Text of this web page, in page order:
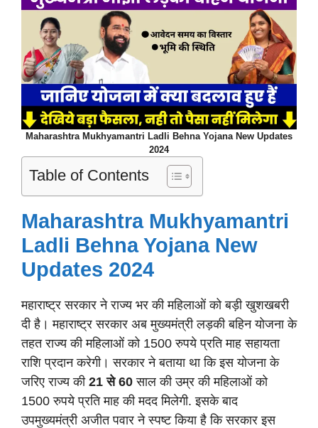
Maharashtra Mukhyamantri Ladli Behna Yojana New Updates
2024
Table of Contents
Maharashtra Mukhyamantri
Ladli Behna Yojana New
Updates 2024
महाराष्ट्र सरकार ने राज्य भर की महिलाओं को बड़ी खुशखबरी
दी है। महाराष्ट्र सरकार अब मुख्यमंत्री लड़की बहिन योजना के
तहत राज्य की महिलाओं को 1500 रुपये प्रति माह सहायता
राशि प्रदान करेगी। सरकार ने बताया था कि इस योजना के
जरिए राज्य की 21 से 60 साल की उम्र की महिलाओं को
1500 रुपये प्रति माह की मदद मिलेगी. इसके बाद
उपमुख्यमंत्री अजीत पवार ने स्पष्ट किया है कि सरकार इस